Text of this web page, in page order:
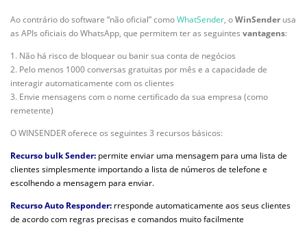
Ao contrário do software “não oficial” comoWhatSender, oWinSender usa
as APIs oficiais do WhatsApp, que permitem ter as seguintes vantagens:
1. Não há risco de bloquear ou banir sua conta de negócios
2. Pelo menos 1000 conversas gratuitas por mês e a capacidade de
interagir automaticamente com os clientes
3. Envie mensagens com o nome certificado da sua empresa (como
remetente)
O WINSENDER oferece os seguintes 3 recursos básicos:
Recurso bulk Sender: permite enviar uma mensagem para uma lista de
clientes simplesmente importando a lista de números de telefone e
escolhendo a mensagem para enviar.
Recurso Auto Responder: rresponde automaticamente aos seus clientes
de acordo com regras precisas e comandos muito facilmente